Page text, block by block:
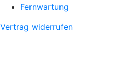
Fernwartung
Vertrag widerrufen